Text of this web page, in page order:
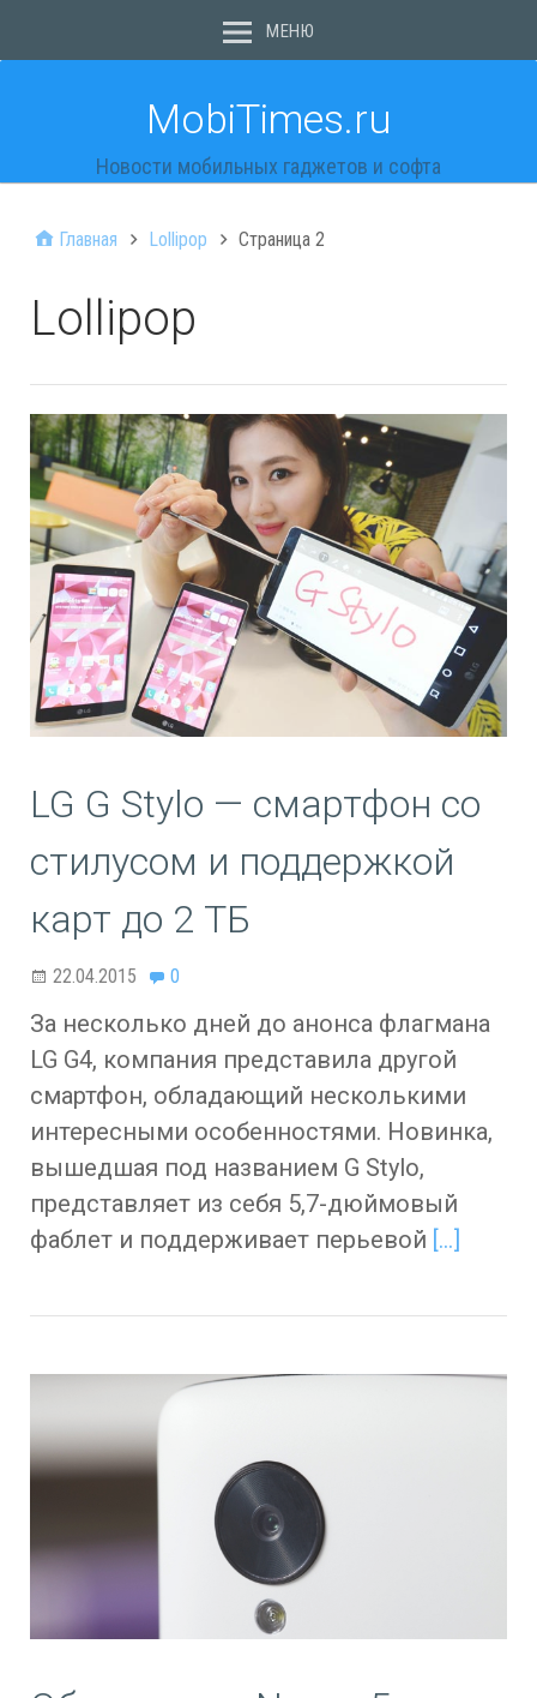
МЕНЮ
MobiTimes.ru
Новости мобильных гаджетов и софта
Главная Lollipop Страница 2
Lollipop
LG G Stylo — смартфон со
стилусом и поддержкой
карт до 2 ТБ
22.04.2015 0
За несколько дней до анонса флагмана
LG G4, компания представила другой
смартфон, обладающий несколькими
интересными особенностями. Новинка,
вышедшая под названием G Stylo,
представляет из себя 5,7-дюймовый
фаблет и поддерживает перьевой […]